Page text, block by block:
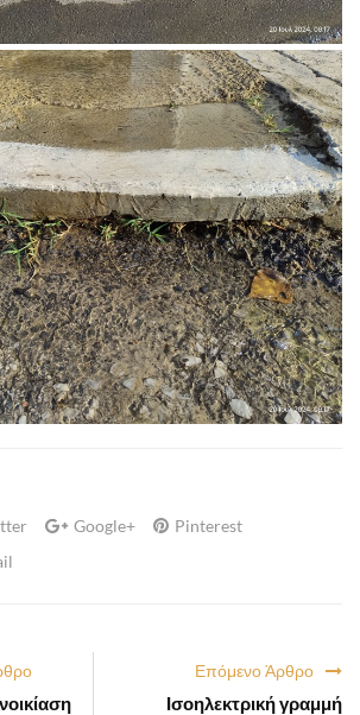
Google+
Pinterest
Επόμενο Άρθρο
Ισοηλεκτρική γραμμή